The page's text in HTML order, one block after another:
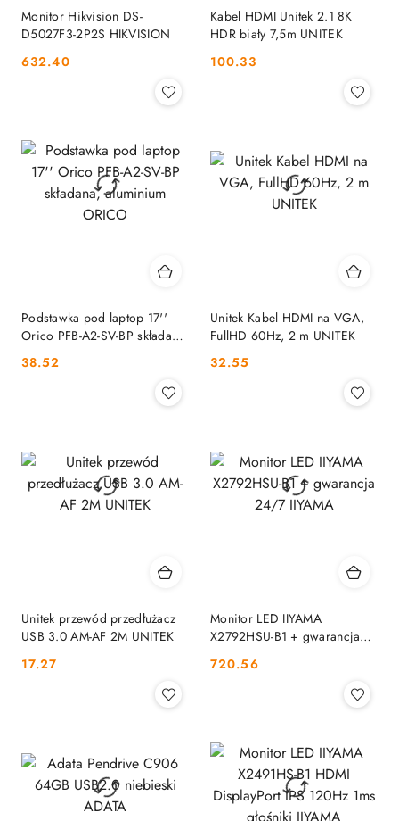
Monitor Hikvision DS-
D5027F3-2P2S HIKVISION
Cena:
632.40
Kabel HDMI Unitek 2.1 8K
HDR biały 7,5m UNITEK
Cena:
100.33
Podstawka pod laptop 17''
Orico PFB-A2-SV-BP składana,
Cena:
38.52
Unitek Kabel HDMI na VGA,
FullHD 60Hz, 2 m UNITEK
Cena:
32.55
Unitek przewód przedłużacz
USB 3.0 AM-AF 2M UNITEK
Cena:
17.27
Monitor LED IIYAMA
X2792HSU-B1 + gwarancja
Cena:
720.56